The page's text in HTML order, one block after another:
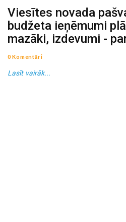
Viesītes novada
budžeta ieņēmumi
mazāki, izdevumi -
0 Komentāri
Lasīt vairāk...